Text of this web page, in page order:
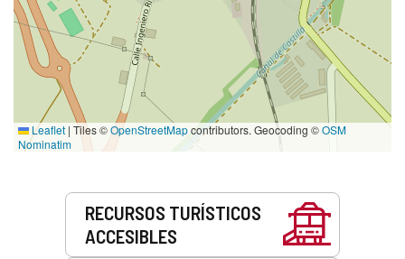
Leaflet | Tiles ©OpenStreetMapcontributors. Geocoding ©OSM
Nominatim
RECURSOS TURÍSTICOS
ACCESIBLES